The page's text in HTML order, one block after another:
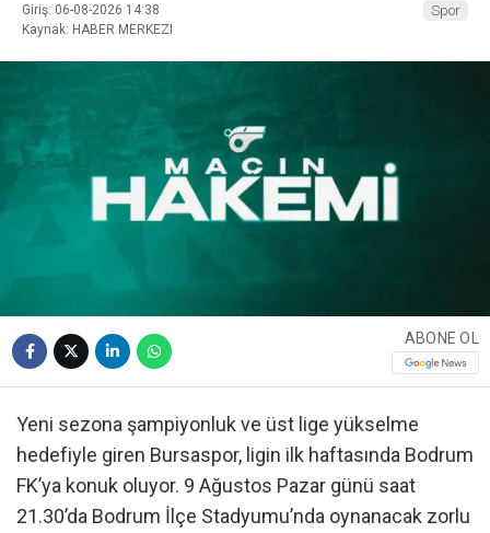
Giriş: 06-08-2026 14:38
Kaynak: HABER MERKEZI
Spor
ABONE OL
Yeni sezona şampiyonluk ve üst lige yükselme
hedefiyle giren Bursaspor, ligin ilk haftasında Bodrum
FK’ya konuk oluyor. 9 Ağustos Pazar günü saat
21.30’da Bodrum İlçe Stadyumu’nda oynanacak zorlu